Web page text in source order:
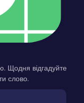
Щодня відгадуйте
слово.